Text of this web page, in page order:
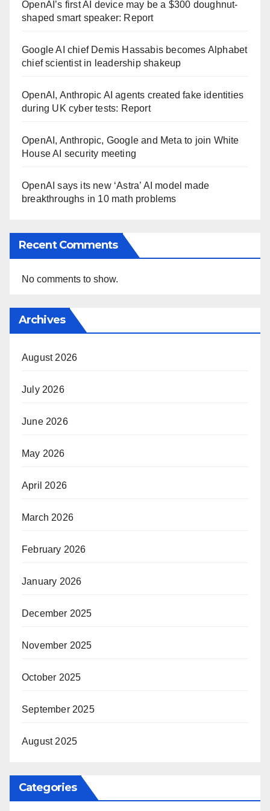
OpenAI’s first AI device may be a $300 doughnut-
shaped smart speaker: Report
Google AI chief Demis Hassabis becomes Alphabet
chief scientist in leadership shakeup
OpenAI, Anthropic AI agents created fake identities
during UK cyber tests: Report
OpenAI, Anthropic, Google and Meta to join White
House AI security meeting
OpenAI says its new ‘Astra’ AI model made
breakthroughs in 10 math problems
Recent Comments
No comments to show.
Archives
August 2026
July 2026
June 2026
May 2026
April 2026
March 2026
February 2026
January 2026
December 2025
November 2025
October 2025
September 2025
August 2025
Categories